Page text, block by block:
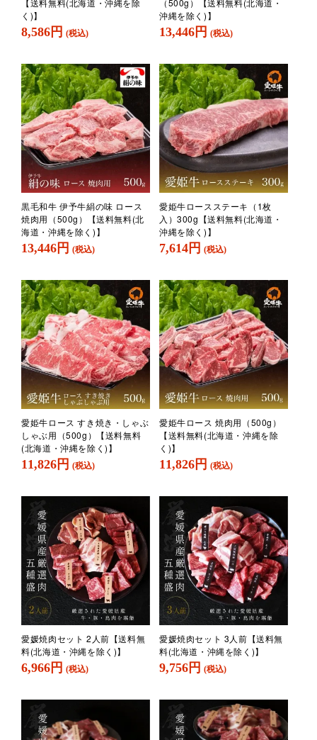
【送料無料(北海道・沖縄を除
く)】
8,586円 (税込)
（500g）【送料無料(北海道・
沖縄を除く)】
13,446円 (税込)
黒毛和牛 伊予牛絹の味 ロース
焼肉用（500g）【送料無料(北
海道・沖縄を除く)】
13,446円 (税込)
愛姫牛ロースステーキ（1枚
入）300g【送料無料(北海道・
沖縄を除く)】
7,614円 (税込)
愛姫牛ロース すき焼き・しゃぶ
しゃぶ用（500g）【送料無料
(北海道・沖縄を除く)】
11,826円 (税込)
愛姫牛ロース 焼肉用（500g）
【送料無料(北海道・沖縄を除
く)】
11,826円 (税込)
愛媛焼肉セット 2人前【送料無
料(北海道・沖縄を除く)】
6,966円 (税込)
愛媛焼肉セット 3人前【送料無
料(北海道・沖縄を除く)】
9,756円 (税込)